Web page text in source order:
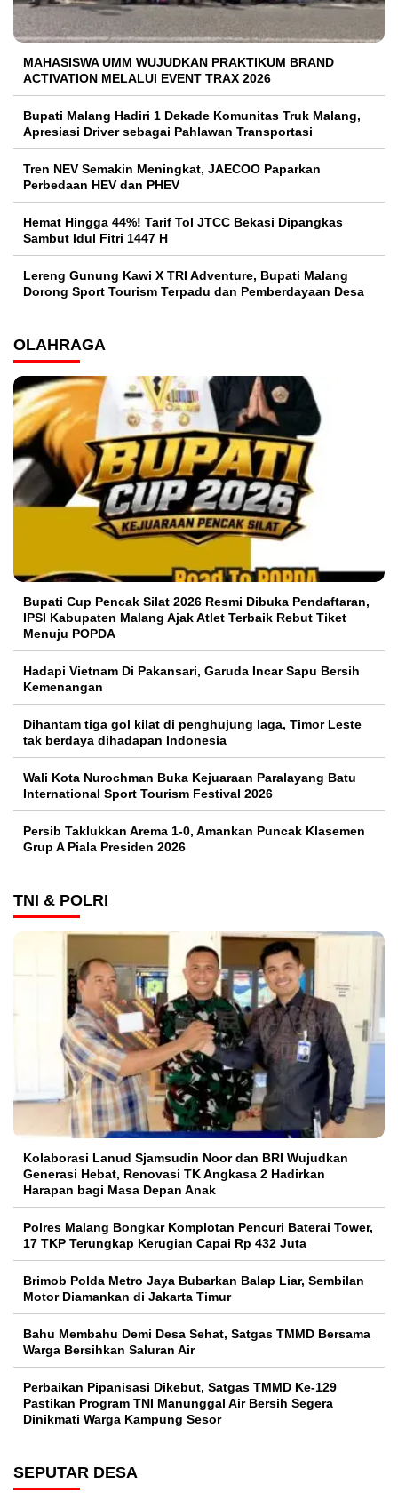
MAHASISWA UMM WUJUDKAN PRAKTIKUM BRAND
ACTIVATION MELALUI EVENT TRAX 2026
Bupati Malang Hadiri 1 Dekade Komunitas Truk Malang,
Apresiasi Driver sebagai Pahlawan Transportasi
Tren NEV Semakin Meningkat, JAECOO Paparkan
Perbedaan HEV dan PHEV
Hemat Hingga 44%! Tarif Tol JTCC Bekasi Dipangkas
Sambut Idul Fitri 1447 H
Lereng Gunung Kawi X TRI Adventure, Bupati Malang
Dorong Sport Tourism Terpadu dan Pemberdayaan Desa
OLAHRAGA
Bupati Cup Pencak Silat 2026 Resmi Dibuka Pendaftaran,
IPSI Kabupaten Malang Ajak Atlet Terbaik Rebut Tiket
Menuju POPDA
Hadapi Vietnam Di Pakansari, Garuda Incar Sapu Bersih
Kemenangan
Dihantam tiga gol kilat di penghujung laga, Timor Leste
tak berdaya dihadapan Indonesia
Wali Kota Nurochman Buka Kejuaraan Paralayang Batu
International Sport Tourism Festival 2026
Persib Taklukkan Arema 1-0, Amankan Puncak Klasemen
Grup A Piala Presiden 2026
TNI & POLRI
Kolaborasi Lanud Sjamsudin Noor dan BRI Wujudkan
Generasi Hebat, Renovasi TK Angkasa 2 Hadirkan
Harapan bagi Masa Depan Anak
Polres Malang Bongkar Komplotan Pencuri Baterai Tower,
17 TKP Terungkap Kerugian Capai Rp 432 Juta
Brimob Polda Metro Jaya Bubarkan Balap Liar, Sembilan
Motor Diamankan di Jakarta Timur
Bahu Membahu Demi Desa Sehat, Satgas TMMD Bersama
Warga Bersihkan Saluran Air
Perbaikan Pipanisasi Dikebut, Satgas TMMD Ke-129
Pastikan Program TNI Manunggal Air Bersih Segera
Dinikmati Warga Kampung Sesor
SEPUTAR DESA